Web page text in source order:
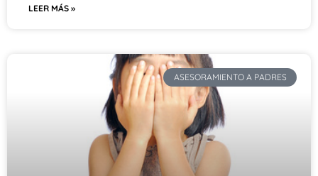
LEER MÁS »
ASESORAMIENTO A PADRES